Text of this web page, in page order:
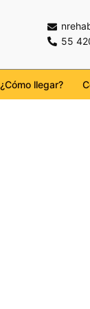
55
¿Cómo llegar?